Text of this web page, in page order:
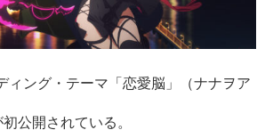
ング・テーマ「恋愛脳」（ナナヲア
公開されている。